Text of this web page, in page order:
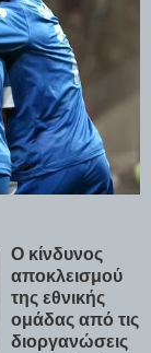
Ο κίνδυνος
αποκλεισμού
της εθνικής
ομάδας από τις
διοργανώσεις